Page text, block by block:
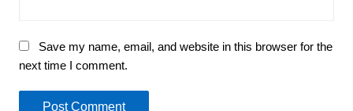
Save my name, email, and website in this browser for the
next time I comment.